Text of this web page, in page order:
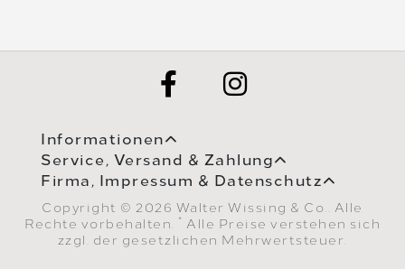
Informationen
Service, Versand & Zahlung
Firma, Impressum & Datenschutz
Copyright © 2026 Walter Wissing & Co.. Alle
Rechte vorbehalten.
* Alle Preise verstehen sich
zzgl. der gesetzlichen Mehrwertsteuer.